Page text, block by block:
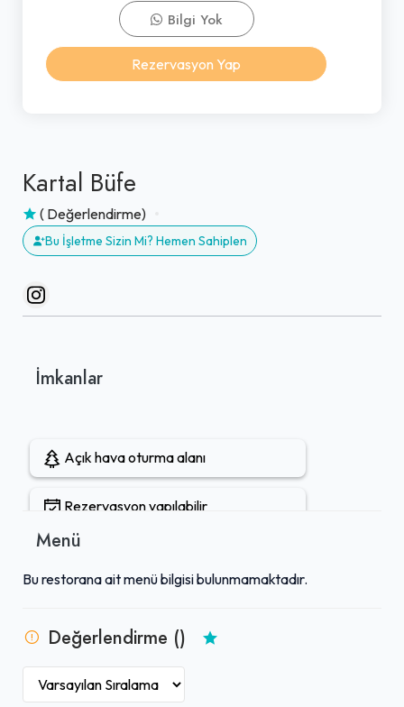
Kartal Büfe
( Değerlendirme)
Bu İşletme Sizin Mi? Hemen Sahiplen
İmkanlar
Açık hava oturma alanı
Rezervasyon yapılabilir
Menü
Bu restorana ait menü bilgisi bulunmamaktadır.
Değerlendirme ()
Bilgi Yok
Rezervasyon Yap